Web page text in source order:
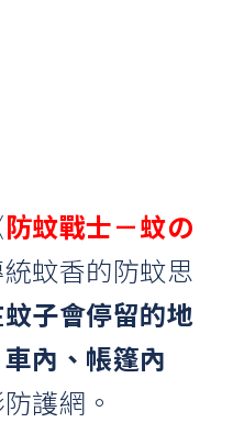
防蚊戰士－蚊の
蚊香的防蚊思
子會停留的地
內、帳篷內
護網。